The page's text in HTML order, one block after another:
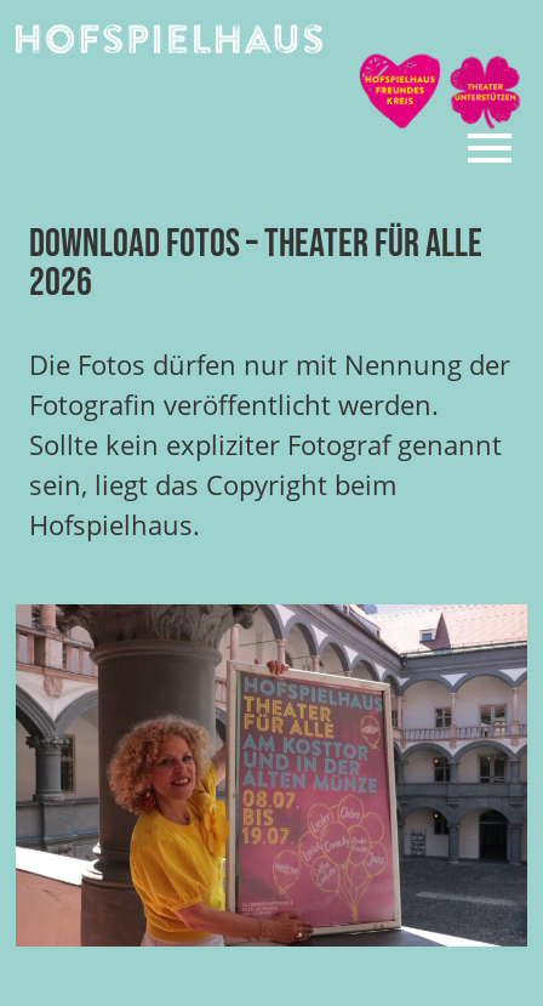
Download Fotos – Theater Für Alle
2026
Die Fotos dürfen nur mit Nennung der
Fotografin veröffentlicht werden.
Sollte kein expliziter Fotograf genannt
sein, liegt das Copyright beim
Hofspielhaus.